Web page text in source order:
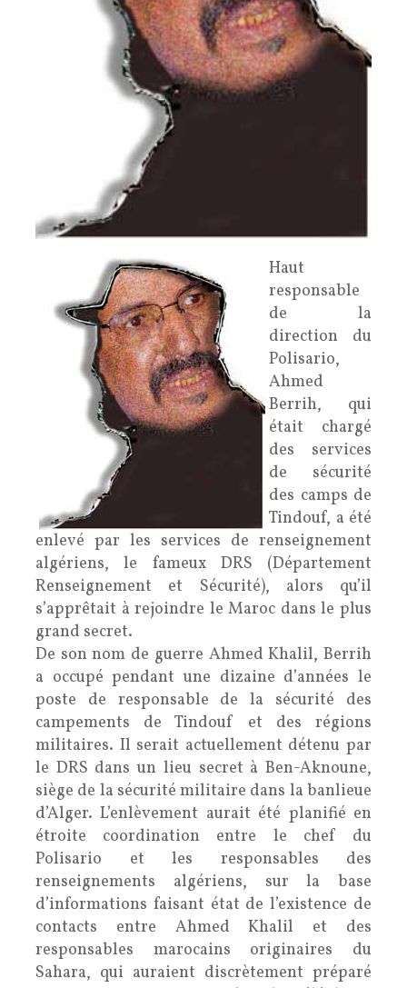
Haut
responsable
de la
direction du
Polisario,
Ahmed
Berrih, qui
était chargé
des services
de sécurité
des camps de
Tindouf, a été
enlevé par les services de renseignement
algériens, le fameux DRS (Département
Renseignement et Sécurité), alors qu’il
s’apprêtait à rejoindre le Maroc dans le plus
grand secret.
De son nom de guerre Ahmed Khalil, Berrih
a occupé pendant une dizaine d’années le
poste de responsable de la sécurité des
campements de Tindouf et des régions
militaires. Il serait actuellement détenu par
le DRS dans un lieu secret à Ben-Aknoune,
siège de la sécurité militaire dans la banlieue
d’Alger. L’enlèvement aurait été planifié en
étroite coordination entre le chef du
Polisario et les responsables des
renseignements algériens, sur la base
d’informations faisant état de l’existence de
contacts entre Ahmed Khalil et des
responsables marocains originaires du
Sahara, qui auraient discrètement préparé